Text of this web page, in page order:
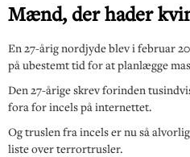
Mænd, der hader
En 27-årig nordjyde blev i februar
på ubestemt tid for at planlægge
Den 27-årige skrev forinden
fora for incels på internettet.
Og truslen fra incels er nu så
liste over terrortrusler.